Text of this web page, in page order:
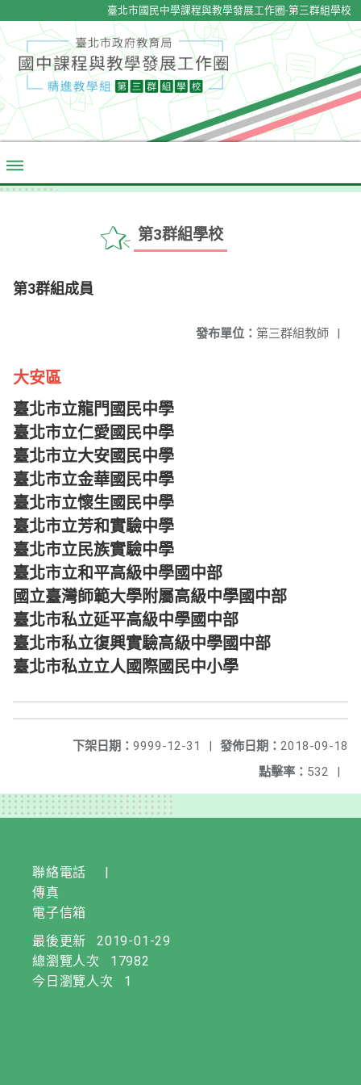
臺北市國民中學課程與教學發展工作圈-第三群組學校
第3群組學校
第3群組成員
發布單位： 第三群組教師 |
大安區
臺北市立龍門國民中學
臺北市立仁愛國民中學
臺北市立大安國民中學
臺北市立金華國民中學
臺北市立懷生國民中學
臺北市立芳和實驗中學
臺北市立民族實驗中學
臺北市立和平高級中學國中部
國立臺灣師範大學附屬高級中學國中部
臺北市私立延平高級中學國中部
臺北市私立復興實驗高級中學國中部
臺北市私立立人國際國民中小學
發佈日期： 2018-09-18
下架日期： 9999-12-31
|
點擊率： 532 |
聯絡電話
|
傳真
電子信箱
最後更新
2019-01-29
總瀏覽人次
17982
今日瀏覽人次
1